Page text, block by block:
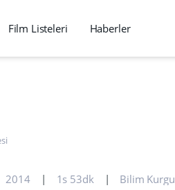
Film Listeleri Haberler
2014 1s 53dk Bilim Kurgu